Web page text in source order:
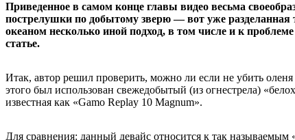
Приведенное в самом конце главы видео весьма
пострелушки по добытому зверю — вот уже разделанная
океаном несколько иной подход, в том числе и к
статье.
Итак, автор решил проверить, можно ли если не убить
этого был использован свежедобытый (из огнестрела)
известная как «Gamo Replay 10 Magnum».
Для сравнения: данный девайс относится к так